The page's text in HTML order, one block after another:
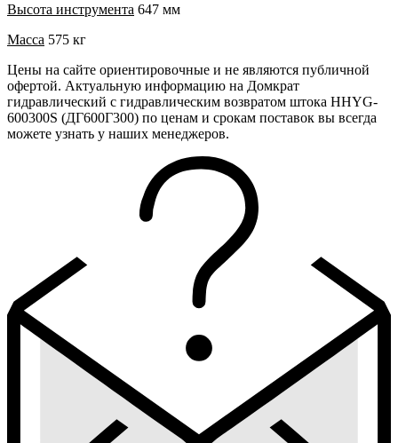
Высота инструмента 647 мм
Масса 575 кг
Цены на сайте ориентировочные и не являются публичной
офертой. Актуальную информацию на Домкрат
гидравлический с гидравлическим возвратом штока HHYG-
600300S (ДГ600Г300) по ценам и срокам поставок вы всегда
можете узнать у наших менеджеров.